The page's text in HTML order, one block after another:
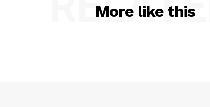
More like this